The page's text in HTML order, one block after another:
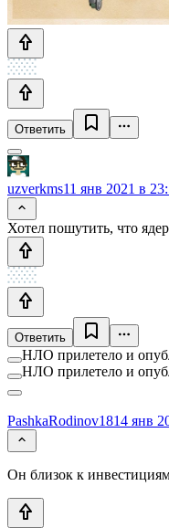
Ответить
uzverkms11 янв 2021 в
Хотел пошутить, что
Ответить
НЛО прилетело и
НЛО прилетело и
PashkaRodinov1814 янв
Он близок к